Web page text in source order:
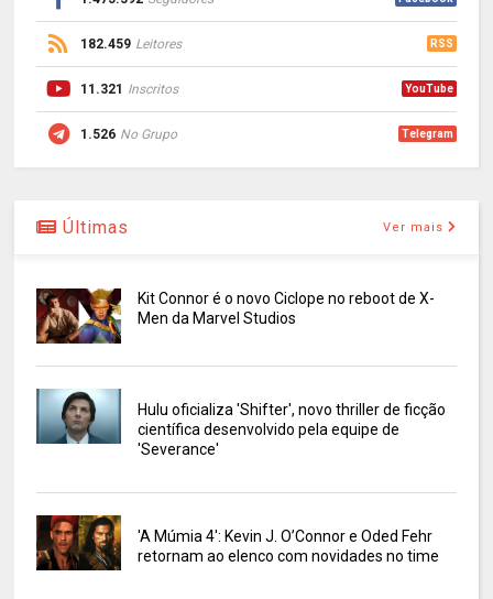
182.459 Leitores RSS
11.321 Inscritos YouTube
1.526 No Grupo Telegram
Últimas Ver mais
Kit Connor é o novo Ciclope no reboot de X-
Men da Marvel Studios
Hulu oficializa 'Shifter', novo thriller de ficção
científica desenvolvido pela equipe de
'Severance'
'A Múmia 4': Kevin J. O’Connor e Oded Fehr
retornam ao elenco com novidades no time